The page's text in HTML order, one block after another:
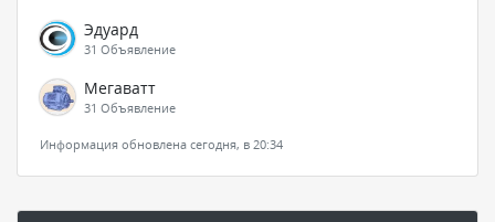
Эдуард
31 Объявление
Мегаватт
31 Объявление
Информация обновлена сегодня, в 20:34